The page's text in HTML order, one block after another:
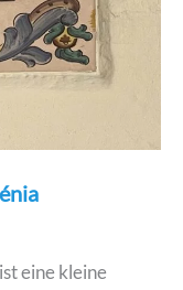
eine kleine